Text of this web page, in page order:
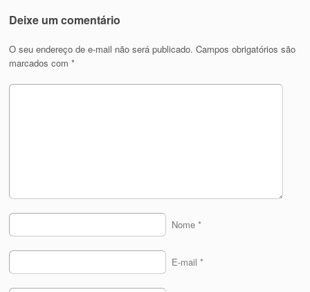
Deixe um comentário
O seu endereço de e-mail não será publicado. Campos obrigatórios são
marcados com*
Nome *
E-mail *